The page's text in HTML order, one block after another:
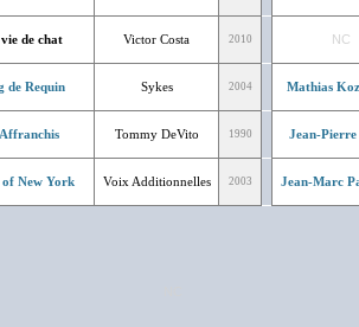
de chat Victor Costa 2010 NC
de Requin Sykes 2004 Mathias
Tommy DeVito 1990 Jean-
of New York Voix Additionnelles 2003 Jean-Marc